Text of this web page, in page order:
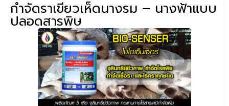
กำจัดราเขียวเห็ดนางรม – นางฟ้าแบบ
ปลอดสารพิษ